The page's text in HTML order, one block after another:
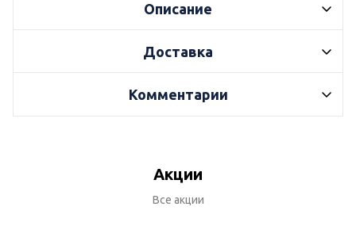
Описание
Доставка
Комментарии
Акции
Все акции